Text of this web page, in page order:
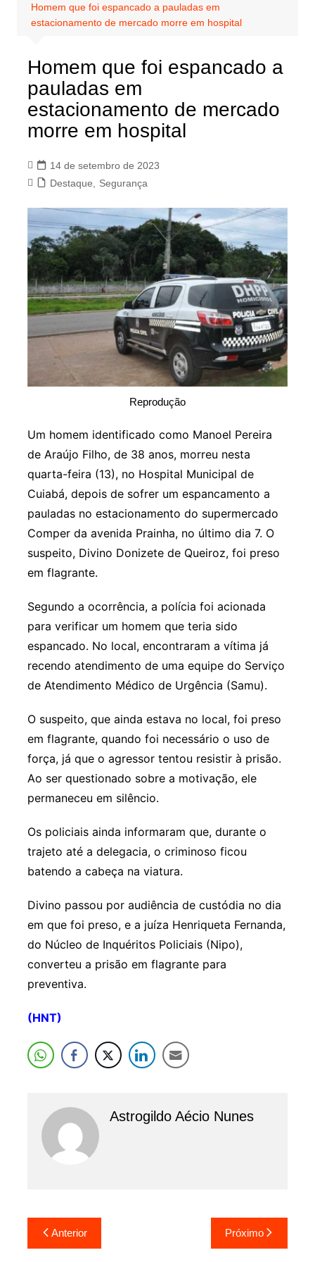
Homem que foi espancado a pauladas em
estacionamento de mercado morre em hospital
Homem que foi espancado a
pauladas em
estacionamento de mercado
morre em hospital
14 de setembro de 2023
Destaque
Segurança
Reprodução
Um homem identificado como Manoel Pereira
de Araújo Filho, de 38 anos, morreu nesta
quarta-feira (13), no Hospital Municipal de
Cuiabá, depois de sofrer um espancamento a
pauladas no estacionamento do supermercado
Comper da avenida Prainha, no último dia 7. O
suspeito, Divino Donizete de Queiroz, foi preso
em flagrante.
Segundo a ocorrência, a polícia foi acionada
para verificar um homem que teria sido
espancado. No local, encontraram a vítima já
recendo atendimento de uma equipe do Serviço
de Atendimento Médico de Urgência (Samu).
O suspeito, que ainda estava no local, foi preso
em flagrante, quando foi necessário o uso de
força, já que o agressor tentou resistir à prisão.
Ao ser questionado sobre a motivação, ele
permaneceu em silêncio.
Os policiais ainda informaram que, durante o
trajeto até a delegacia, o criminoso ficou
batendo a cabeça na viatura.
Divino passou por audiência de custódia no dia
em que foi preso, e a juíza Henriqueta Fernanda,
do Núcleo de Inquéritos Policiais (Nipo),
converteu a prisão em flagrante para
preventiva.
(HNT)
Astrogildo Aécio Nunes
Navegação
de
Anterior Próximo